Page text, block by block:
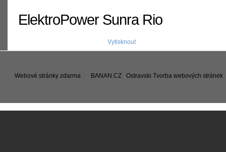
ElektroPower Sunra Rio
Vytisknout
Webové stránky zdarmaod BANAN.CZ| Ostravski Tvorba webových stránek